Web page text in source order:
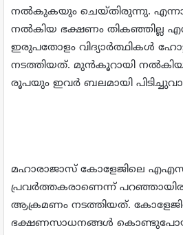
നല്‍കുകയും ചെയ്തിരുന്നു.
നല്‍കിയ ഭക്ഷണം തികഞ്ഞില്ല
ഇരുപതോളം വിദ്യാര്‍ത്ഥികള്‍
നടത്തിയത്. മുന്‍കൂറായി നല്‍കിയ
രൂപയും ഇവര്‍ ബലമായി
മഹാരാജാസ് കോളേജിലെ
പ്രവര്‍ത്തകരാണെന്ന്
ആക്രമണം നടത്തിയത്.
ഭക്ഷണസാധനങ്ങള്‍ കൊണ്ടുപോയ